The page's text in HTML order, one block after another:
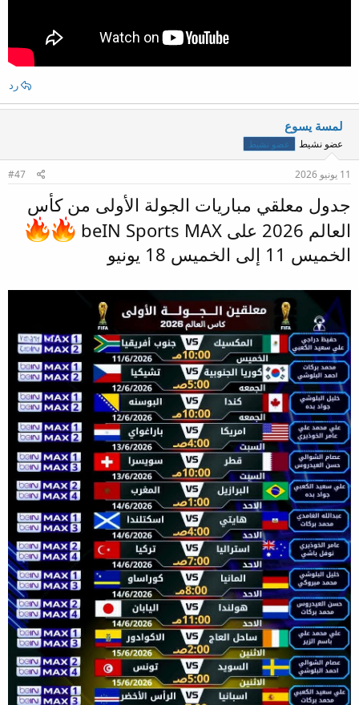
رد
لمسة يسوع
عضو نشيط عضو نشيط
11 يونيو 2026 #47
‏جدول معلقي مباريات الجولة الأولى من كأس
العالم 2026 على beIN Sports MAX
الخميس 11 إلى الخميس 18 يونيو